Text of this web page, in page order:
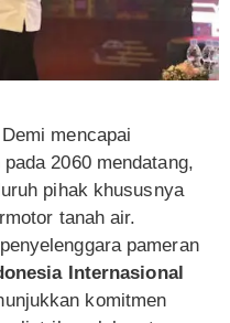
mencapai
2060 mendatang,
pihak khususnya
tanah air.
pameran
Internasional
komitmen